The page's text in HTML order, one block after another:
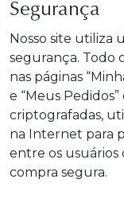
Segurança
Nosso site utiliza
segurança. Todo
nas páginas
e “Meus
criptografadas,
na Internet para
entre os usuários
compra segura.